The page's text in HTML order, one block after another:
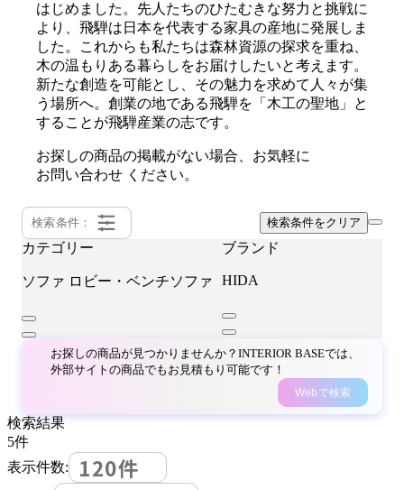
はじめました。先人たちのひたむきな努力と挑戦に
より、飛騨は日本を代表する家具の産地に発展しま
した。これからも私たちは森林資源の探求を重ね、
木の温もりある暮らしをお届けしたいと考えます。
新たな創造を可能とし、その魅力を求めて人々が集
う場所へ。創業の地である飛騨を「木工の聖地」と
することが飛騨産業の志です。
お探しの商品の掲載がない場合、お気軽に
お問い合わせ ください。
検索条件： 検索条件をクリア
カテゴリー
ソファ ロビー・ベンチソファ
ブランド
HIDA
お探しの商品が見つかりませんか？INTERIOR BASEでは、
外部サイトの商品でもお見積もり可能です！
Webで検索
検索結果
5件
表示件数:
120件